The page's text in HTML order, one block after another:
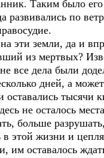
Таким было
по
эти земли, да и
из мертвых?
все дела были
дней, а
тысячи
не осталось
больше
этой жизни и
оставалось